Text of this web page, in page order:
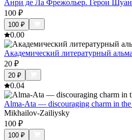
Анри де Ла Фрежольер. Герои
100 ₽
100 ₽
0.00
Академический литературный
20 ₽
20 ₽
0.04
Alma-Ata — discouraging charm in
Mikhailov-Zailiysky
100 ₽
100 ₽